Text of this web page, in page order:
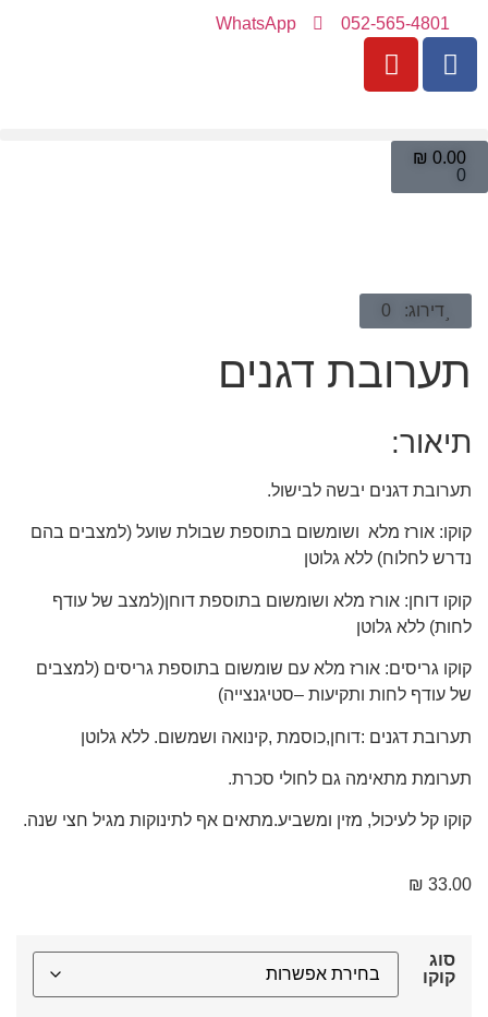
052-565-4801
WhatsApp
₪ 0.00
0
דירוג: 0
תערובת דגנים
תיאור:
תערובת דגנים יבשה לבישול.
קוקו: אורז מלא ושומשום בתוספת שבולת שועל (למצבים בהם
נדרש לחלוח) ללא גלוטן
קוקו דוחן: אורז מלא ושומשום בתוספת דוחן(למצב של עודף
לחות) ללא גלוטן
קוקו גריסים: אורז מלא עם שומשום בתוספת גריסים (למצבים
של עודף לחות ותקיעות –סטיגנצייה)
תערובת דגנים :דוחן,כוסמת ,קינואה ושמשום. ללא גלוטן
תערומת מתאימה גם לחולי סכרת.
קוקו קל לעיכול, מזין ומשביע.מתאים אף לתינוקות מגיל חצי שנה.
₪ 33.00
סוג
קוקו